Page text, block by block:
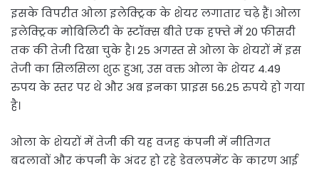
इसके विपरीत ओला इलेक्ट्रिक के शेयर लगातार चढ़े हैं। ओला
इलेक्ट्रिक मोबिलिटी के स्टॉक्स बीते एक हफ्ते में 20 फीसदी
तक की तेजी दिखा चुके है। 25 अगस्त से ओला के शेयरों में इस
तेजी का सिलसिला शुरू हुआ, उस वक्त ओला के शेयर 4.49
रुपय के स्तर पर थे और अब इनका प्राइस 56.25 रुपये हो गया
है।
ओला के शेयरों में तेजी की यह वजह कंपनी में नीतिगत
बदलावों और कंपनी के अंदर हो रहे डेवलपमेंट के कारण आई